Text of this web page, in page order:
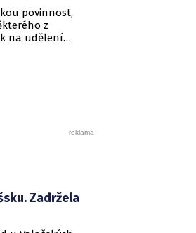
povinnost,
z
na udělení
Zadržela